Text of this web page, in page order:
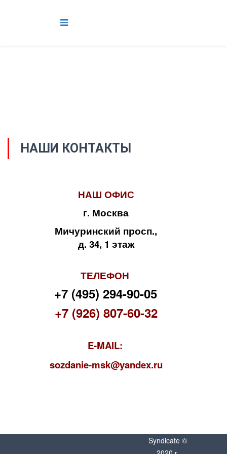
НАШИ КОНТАКТЫ
НАШ ОФИС
г. Москва
Мичуринский просп.,
д. 34, 1 этаж
ТЕЛЕФОН
+7 (495) 294-90-05
+7 (926) 807-60-32
E-MAIL:
sozdanie-msk@yandex.ru
Syndicate ©